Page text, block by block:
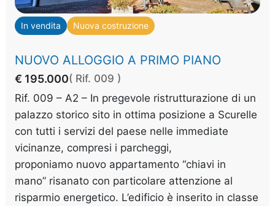
In vendita Nuova costruzione
NUOVO ALLOGGIO A PRIMO PIANO
€ 195.000( Rif. 009 )
Rif. 009 – A2 – In pregevole ristrutturazione di un
palazzo storico sito in ottima posizione a Scurelle
con tutti i servizi del paese nelle immediate
vicinanze, compresi i parcheggi,
proponiamo nuovo appartamento “chiavi in
mano” risanato con particolare attenzione al
risparmio energetico. L’edificio è inserito in classe